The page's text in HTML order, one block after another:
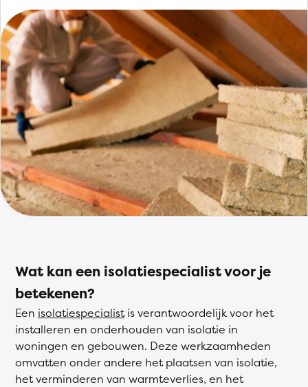
Wat kan een isolatiespecialist voor je
betekenen?
Een isolatiespecialistis verantwoordelijk voor het
installeren en onderhouden van isolatie in
woningen en gebouwen. Deze werkzaamheden
omvatten onder andere het plaatsen van isolatie,
het verminderen van warmteverlies, en het